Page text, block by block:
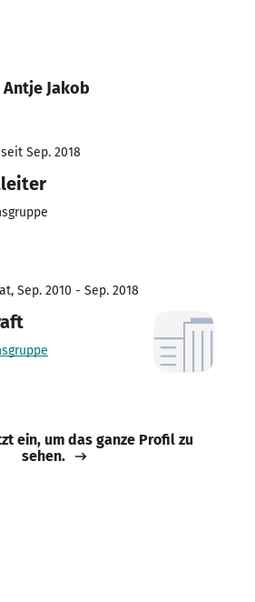
Jakob
Sep. 2018
Sep. 2010 - Sep. 2018
ein, um das ganze Profil zu
sehen.